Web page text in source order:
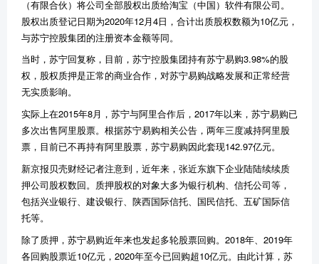
（有限合伙）将公司全部股权出质给淘宝（中国）软件有限公司。
股权出质登记日期为2020年12月4日，合计出质股权数额为10亿元，
与苏宁控股集团的注册资本金额等同。
当时，苏宁回复称，目前，苏宁控股集团持有苏宁易购3.98%的股
权，股权质押是正常的商业合作，对苏宁易购战略发展和正常经营
无实质影响。
实际上在2015年8月，苏宁与阿里合作后， 2017年以来，苏宁易购已
多次出售阿里股票。根据苏宁易购相关公告，两年三度减持阿里股
票，目前已不再持有阿里股票，苏宁易购因此套现142.97亿元。
新京报贝壳财经记者注意到，近年来，张近东旗下企业陆陆续续质
押公司股权数回。质押股权的对象大多为银行机构、信托公司等，
包括兴业银行、建设银行、陕西国际信托、国民信托、五矿国际信
托等。
除了质押，苏宁易购近年来也发起多轮股票回购。 2018年、 2019年
各回购股票近10亿元， 2020年至今已回购超10亿元。由此计算，苏